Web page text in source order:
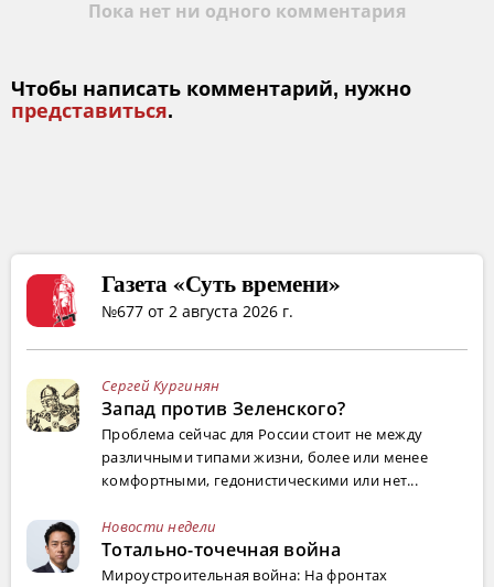
Пока нет ни одного комментария
Чтобы написать комментарий, нужно
представиться.
Газета «Суть времени»
№677 от 2 августа 2026 г.
Сергей Кургинян
Запад против Зеленского?
Проблема сейчас для России стоит не между
различными типами жизни, более или менее
комфортными, гедонистическими или нет...
Новости недели
Тотально-точечная война
Мироустроительная война: На фронтах